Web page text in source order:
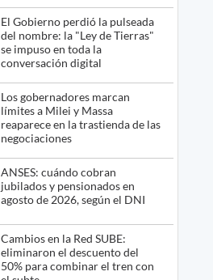
El Gobierno perdió la pulseada
del nombre: la "Ley de Tierras"
se impuso en toda la
conversación digital
Los gobernadores marcan
límites a Milei y Massa
reaparece en la trastienda de las
negociaciones
ANSES: cuándo cobran
jubilados y pensionados en
agosto de 2026, según el DNI
Cambios en la Red SUBE:
eliminaron el descuento del
50% para combinar el tren con